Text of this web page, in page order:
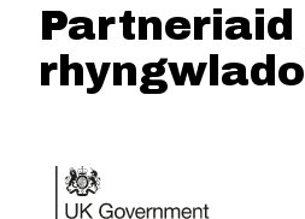
Partneriaid
rhyngwladol